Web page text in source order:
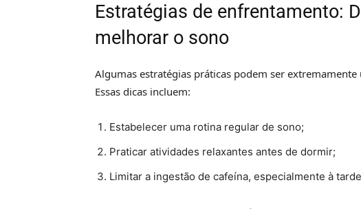
Estratégias de enfrentamento:
melhorar o sono
Algumas estratégias práticas podem ser
Essas dicas incluem:
Estabelecer uma rotina regular de sono;
Praticar atividades relaxantes antes de dormir;
Limitar a ingestão de cafeína, especialmente à